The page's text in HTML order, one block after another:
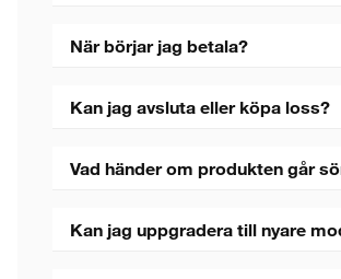
När börjar jag betala?
Kan jag avsluta eller köpa loss?
Vad händer om produkten går
Kan jag uppgradera till nyare